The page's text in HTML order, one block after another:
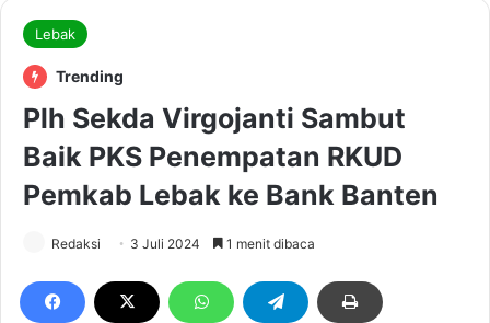
Lebak
Trending
Plh Sekda Virgojanti Sambut
Baik PKS Penempatan RKUD
Pemkab Lebak ke Bank Banten
Redaksi 3 Juli 2024 1 menit dibaca